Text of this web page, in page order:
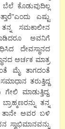
ಬೆಲೆ ಕೊಡುವುದಿಲ್ಲ
ಎಷ್ಟು
ತನ್ನ ಸಮಕಾಲೀನ
ಅವನಿಗೆ
ದೇವಸ್ಥಾನದ
ಅರ್ಚಕ ಮಾತ್ರ
ಮೈ ತಾಗದಂತೆ
ತರುತ್ತಿದ್ದ
ಮಾಡುತ್ತಿದ್ದ.
ತನ್ನ
ತಾನೇ ಅವರ ಬಳಿ